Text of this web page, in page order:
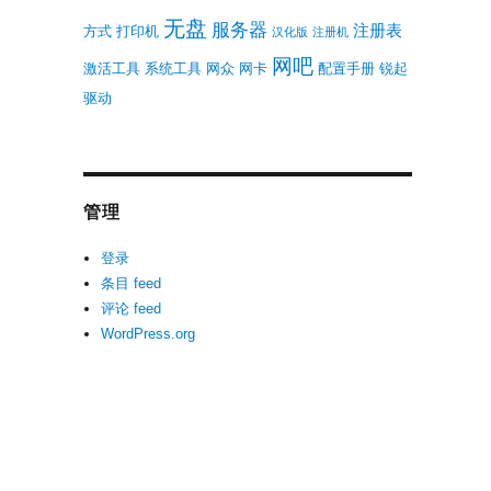
方式 打印机 无盘 服务器 汉化版 注册机 注册表
激活工具 系统工具 网众 网卡 网吧 配置手册 锐起
驱动
管理
登录
条目 feed
评论 feed
WordPress.org